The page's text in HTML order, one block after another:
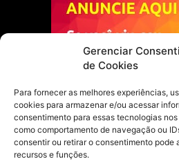
Gerenciar
de Cookies
Para fornecer as melhores experiências,
cookies para armazenar e/ou acessar
consentimento para essas tecnologias
como comportamento de navegação ou
consentir ou retirar o consentimento pode
recursos e funções.
Escolha do Editor
Justiça Itinerante garante
fundiária e casamento
famílias em Portel